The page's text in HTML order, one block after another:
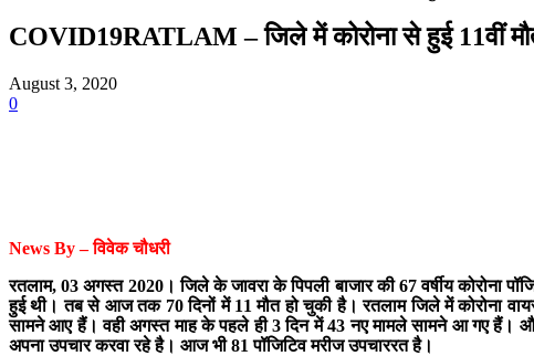
COVID19RATLAM – जिले में कोरोना से हुई 11वीं
August 3, 2020
0
News By – विवेक चौधरी
रतलाम, 03 अगस्त 2020। जिले के जावरा के पिपली बाजार की 67 वर्षीय कोरोना
हुई थी। तब से आज तक 70 दिनों में 11 मौत हो चुकी है। रतलाम जिले में कोरोना
सामने आए हैं। वही अगस्त माह के पहले ही 3 दिन में 43 नए मामले सामने आ गए हैं।
अपना उपचार करवा रहे है। आज भी 81 पॉजिटिव मरीज उपचाररत है।